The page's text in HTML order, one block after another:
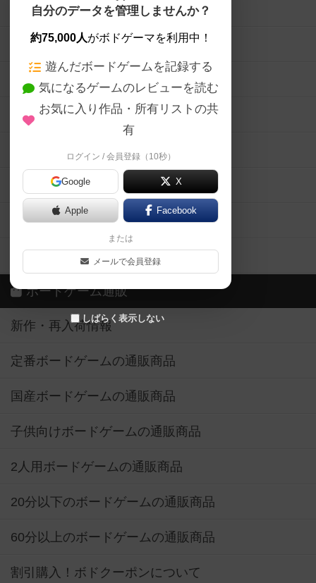
自分のデータを管理しませんか？
約75,000人がボドゲーマを利用中！
遊んだボードゲームを記録する
気になるゲームのレビューを読む
お気に入り作品・所有リストの共
有
ログイン / 会員登録（10秒）
Google X
Apple Facebook
または
メールで会員登録
しばらく表示しない
ボードゲームを検索する
ボードゲームの新着レビュー
ボードゲーム会情報
メカニクス特集
掲示板・トピックス
ボドとも・会員一覧
ボードゲーム業界コラム
ボドゲーマご利用案内
ボードゲーム通販
新作・再入荷情報
定番ボードゲームの通販商品
国産ボードゲームの通販商品
子供向けボードゲームの通販商品
2人用ボードゲームの通販商品
20分以下のボードゲームの通販商品
60分以上のボードゲームの通販商品
割引購入！ボドクーポンについて